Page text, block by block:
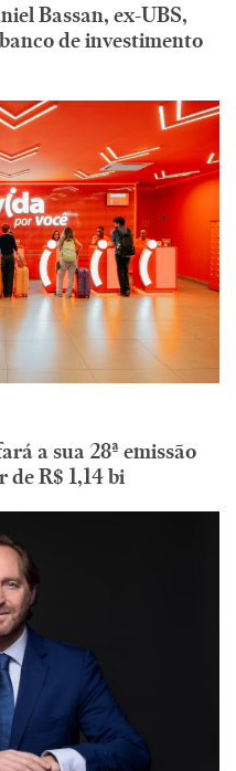
Bassan, ex-UBS,
de investimento
a sua 28ª emissão
de R$ 1,14 bi